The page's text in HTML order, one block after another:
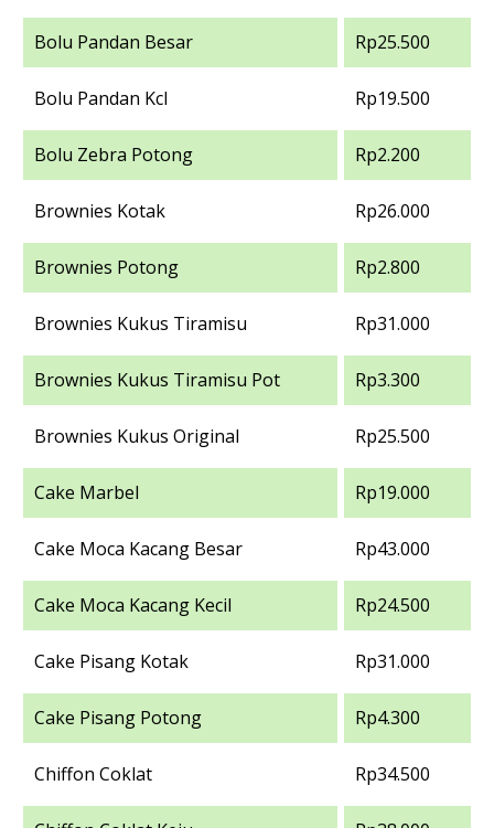
Bolu Pandan Besar Rp25.500
Bolu Pandan Kcl Rp19.500
Bolu Zebra Potong Rp2.200
Brownies Kotak Rp26.000
Brownies Potong Rp2.800
Brownies Kukus Tiramisu Rp31.000
Brownies Kukus Tiramisu Pot Rp3.300
Brownies Kukus Original Rp25.500
Cake Marbel Rp19.000
Cake Moca Kacang Besar Rp43.000
Cake Moca Kacang Kecil Rp24.500
Cake Pisang Kotak Rp31.000
Cake Pisang Potong Rp4.300
Chiffon Coklat Rp34.500